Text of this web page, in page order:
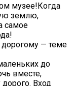
музее!Когда
землю,
самое
— теме
до
вместе,
Вход